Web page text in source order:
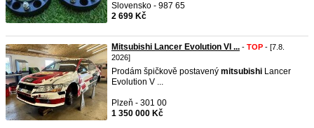
Slovensko - 987 65
2 699 Kč
Mitsubishi Lancer Evolution VI ... - TOP - [7.8.
2026]
Prodám špičkově postavený mitsubishi Lancer
Evolution V ...
Plzeň - 301 00
1 350 000 Kč